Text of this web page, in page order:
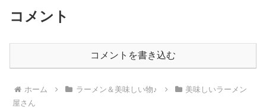
コメント
コメントを書き込む
ホーム ラーメン＆美味しい物♪
美味しいラーメン
屋さん